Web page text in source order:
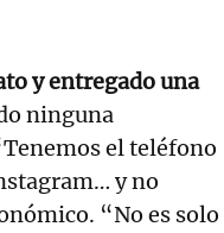
y entregado una
ninguna
el teléfono
y no
“No es solo